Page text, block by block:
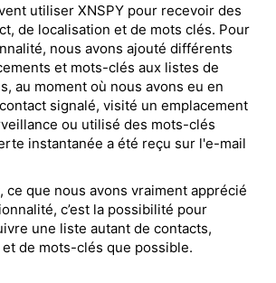
utiliser XNSPY pour recevoir des
de localisation et de mots clés. Pour
nous avons ajouté différents
et mots-clés aux listes de
au moment où nous avons eu en
signalé, visité un emplacement
ou utilisé des mots-clés
instantanée a été reçu sur l'e-mail
ce que nous avons vraiment apprécié
c’est la possibilité pour
une liste autant de contacts,
et de mots-clés que possible.